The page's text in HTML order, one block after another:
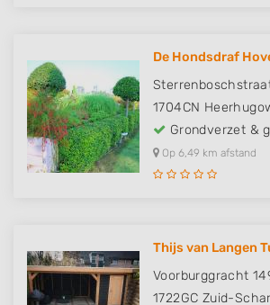
De Hondsdraf
1704CN
Grondverzet &
Op 6,49 km afstand
Thijs van Langen
Voorburggracht
1722GC Zuid-